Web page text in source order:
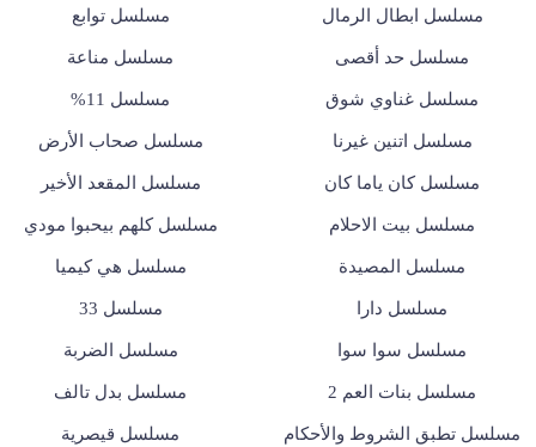
مسلسل ابطال الرمال مسلسل توابع
مسلسل حد أقصى مسلسل مناعة
مسلسل غناوي شوق مسلسل 11%
مسلسل اتنين غيرنا مسلسل صحاب الأرض
مسلسل كان ياما كان مسلسل المقعد الأخير
مسلسل بيت الاحلام مسلسل كلهم بيحبوا مودي
مسلسل المصيدة مسلسل هي كيميا
مسلسل دارا مسلسل 33
مسلسل سوا سوا مسلسل الضربة
مسلسل بنات العم 2 مسلسل بدل تالف
مسلسل تطبق الشروط والأحكام مسلسل قيصرية